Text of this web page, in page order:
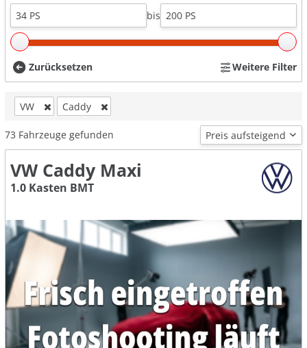
bis
Zurücksetzen Weitere Filter
VW Caddy
73 Fahrzeuge gefunden
VW Caddy Maxi
1.0 Kasten BMT